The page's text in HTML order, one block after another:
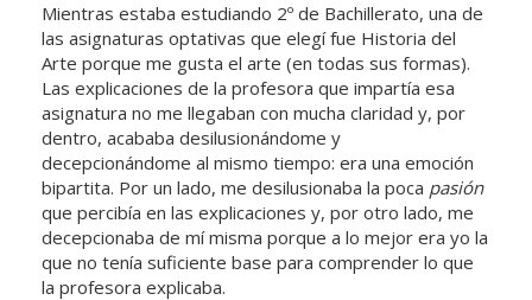
Mientras estaba estudiando 2º de Bachillerato, una de
las asignaturas optativas que elegí fue Historia del
Arte porque me gusta el arte (en todas sus formas).
Las explicaciones de la profesora que impartía esa
asignatura no me llegaban con mucha claridad y, por
dentro, acababa desilusionándome y
decepcionándome al mismo tiempo: era una emoción
bipartita. Por un lado, me desilusionaba la poca pasión
que percibía en las explicaciones y, por otro lado, me
decepcionaba de mí misma porque a lo mejor era yo la
que no tenía suficiente base para comprender lo que
la profesora explicaba.